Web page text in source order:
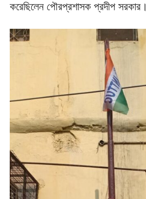
করেছিলেন পৌরপ্রশাসক প্রদীপ সরকার।